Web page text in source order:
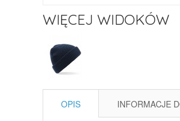
WIĘCEJ WIDOKÓW
OPIS INFORMACJE